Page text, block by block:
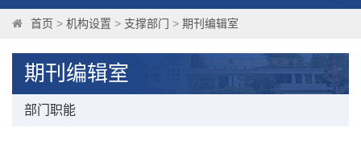
首页 > 机构设置 > 支撑部门 > 期刊编辑室
期刊编辑室
部门职能